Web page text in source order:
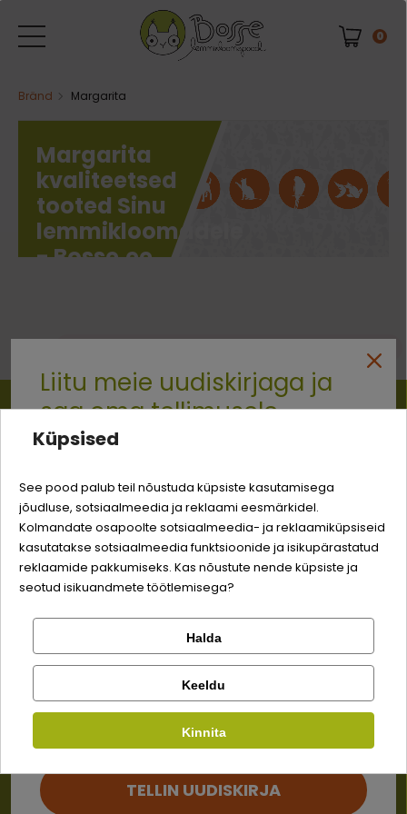
0
Bränd Margarita
Margarita
kvaliteetsed
tooted Sinu
lemmikloomadele
- Bosse.ee
Ei tea, mida tellida? Võta
meiega ühendust – aitame
saaks täis!
+3725081457
8:30 - 16:30 E-R (EST, ENG)
Info
Müügitingimused
kohaletoimetamine
Tagastamine
Kontrolli tellimust
Logi sisse
Registreeru
Facebook
Google
Liitu meie uudiskirjaga ja
saa oma tellimusele
-3% soodustust
Sina ja su perekonna parim sõber väärite veel
odavamat hinda!
Lemmikloom
Kauplus
TELLIN UUDISKIRJA
Küpsised
See pood palub teil nõustuda küpsiste kasutamisega
jõudluse, sotsiaalmeedia ja reklaami eesmärkidel.
Kolmandate osapoolte sotsiaalmeedia- ja reklaamiküpsiseid
kasutatakse sotsiaalmeedia funktsioonide ja isikupärastatud
reklaamide pakkumiseks. Kas nõustute nende küpsiste ja
seotud isikuandmete töötlemisega?
Halda
Keeldu
Kinnita